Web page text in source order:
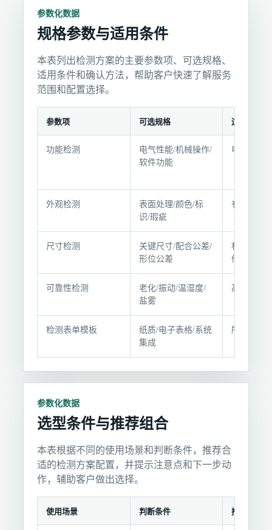
参数化数据
规格参数与适用条件
本表列出检测方案的主要参数项、可选规格、
适用条件和确认方法，帮助客户快速了解服务
范围和配置选择。
数
与
用
条
参数项 可选规格 适用条件
功能检测
电气性能/机械操作/
软件功能
电子、机
外观检测
表面处理/颜色/标
识/瑕疵
有外观要
尺寸检测
关键尺寸/配合公差/
形位公差
机械零部
件
可靠性检测
老化/振动/温湿度/
盐雾
高可靠性
检测表单模板
纸质/电子表格/系统
集成
所有检测
参数化数据
选型条件与推荐组合
本表根据不同的使用场景和判断条件，推荐合
适的检测方案配置，并提示注意点和下一步动
作，辅助客户做出选择。
使用场景 判断条件 推荐选择